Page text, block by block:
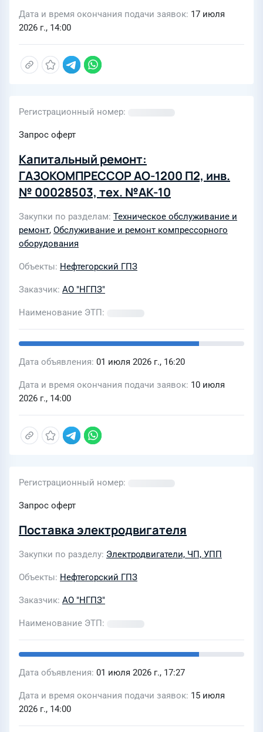
Дата и время окончания подачи заявок 17 июля
2026 г., 14:00
Регистрационный номер
Запрос оферт
Капитальный ремонт:
ГАЗОКОМПРЕССОР АО-1200 П2, инв.
№ 00028503, тех. №АК-10
Закупки по разделам Техническое обслуживание и
ремонт, Обслуживание и ремонт компрессорного
оборудования
Объекты Нефтегорский ГПЗ
Заказчик АО "НГПЗ"
Наименование ЭТП
Дата объявления 01 июля 2026 г., 16:20
Дата и время окончания подачи заявок 10 июля
2026 г., 14:00
Регистрационный номер
Запрос оферт
Поставка электродвигателя
Закупки по разделу Электродвигатели, ЧП, УПП
Объекты Нефтегорский ГПЗ
Заказчик АО "НГПЗ"
Наименование ЭТП
Дата объявления 01 июля 2026 г., 17:27
Дата и время окончания подачи заявок 15 июля
2026 г., 14:00